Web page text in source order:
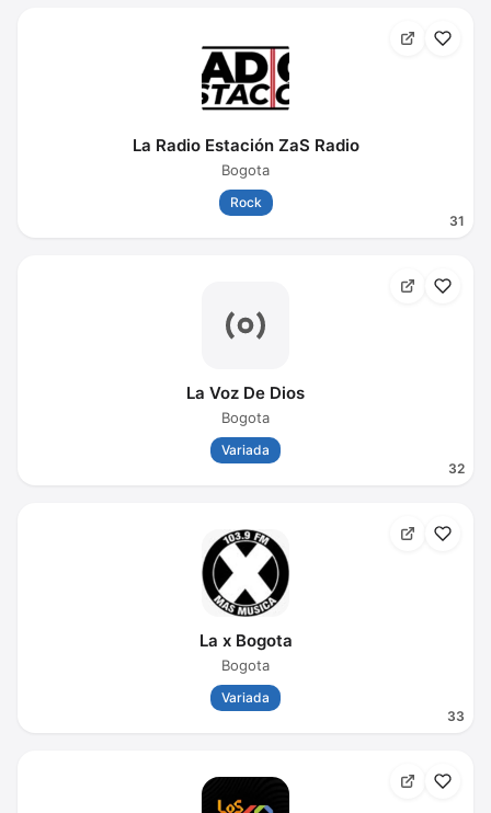
31
La Radio Estación ZaS Radio
Bogota
Rock
32
La Voz De Dios
Bogota
Variada
33
La x Bogota
Bogota
Variada